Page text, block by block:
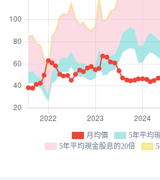
月均價
5年平均
5年平均現金股息的20倍